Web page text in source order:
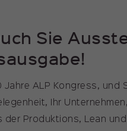
Sie
Jahre ALP Kongress,
Ihr
der Produktions, Lean